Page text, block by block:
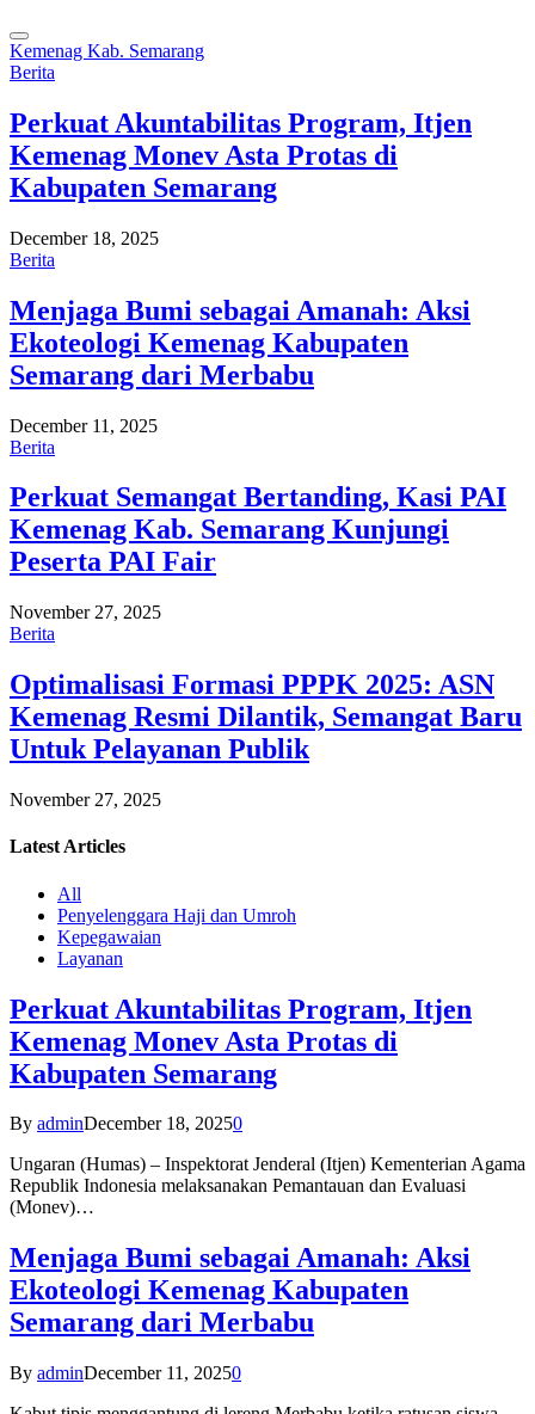
Kemenag Kab. Semarang
Berita
Perkuat Akuntabilitas Program, Itjen
Kemenag Monev Asta Protas di
Kabupaten Semarang
December 18, 2025
Berita
Menjaga Bumi sebagai Amanah: Aksi
Ekoteologi Kemenag Kabupaten
Semarang dari Merbabu
December 11, 2025
Berita
Perkuat Semangat Bertanding, Kasi PAI
Kemenag Kab. Semarang Kunjungi
Peserta PAI Fair
November 27, 2025
Berita
Optimalisasi Formasi PPPK 2025: ASN
Kemenag Resmi Dilantik, Semangat Baru
Untuk Pelayanan Publik
November 27, 2025
Latest Articles
All
Penyelenggara Haji dan Umroh
Kepegawaian
Layanan
Perkuat Akuntabilitas Program, Itjen
Kemenag Monev Asta Protas di
Kabupaten Semarang
By adminDecember 18, 20250
Ungaran (Humas) – Inspektorat Jenderal (Itjen) Kementerian Agama
Republik Indonesia melaksanakan Pemantauan dan Evaluasi
(Monev)…
Menjaga Bumi sebagai Amanah: Aksi
Ekoteologi Kemenag Kabupaten
Semarang dari Merbabu
By adminDecember 11, 20250